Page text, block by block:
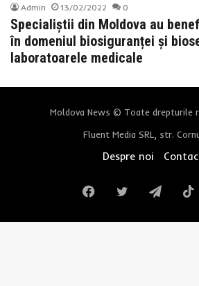
Admin 13/02/2022 0
Specialiștii din Moldova au
în domeniul biosiguranței și
laboratoarele medicale
Moldova News © Toate drepturile
Fluent Media SRL, str.
Despre noi
FacebookTwitter